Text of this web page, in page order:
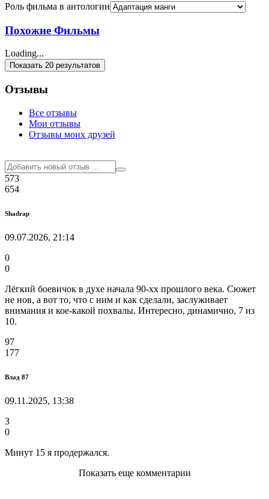
Роль фильма в антологии
Похожие Фильмы
Loading...
Показать 20 результатов
Отзывы
Все отзывы
Мои отзывы
Отзывы моих друзей
573
654
Shadrap
09.07.2026, 21:14
0
0
Лёгкий боевичок в духе начала 90-хх прошлого века. Сюжет
не нов, а вот то, что с ним и как сделали, заслуживает
внимания и кое-какой похвалы. Интересно, динамично, 7 из
10.
97
177
Влад 87
09.11.2025, 13:38
3
0
Минут 15 я продержался.
Показать еще комментарии